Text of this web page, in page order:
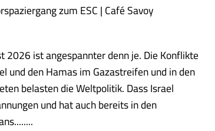
zum ESC | Café Savoy
2026 ist angespannter denn je. Die Konflikte
und den Hamas im Gazastreifen und in den
belasten die Weltpolitik. Dass Israel
und hat auch bereits in den